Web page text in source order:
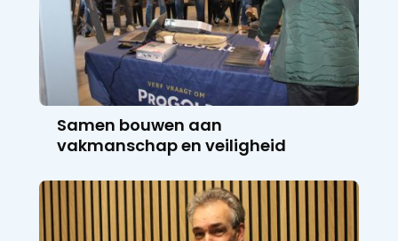
Samen bouwen aan
vakmanschap en veiligheid